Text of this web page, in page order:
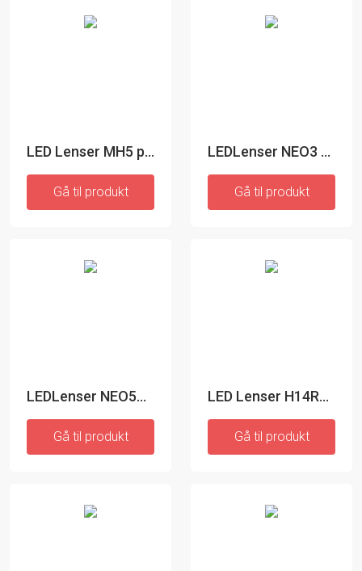
LED Lenser MH5 pandelampe
Gå til produkt
LEDLenser NEO3 Pandelampe
Gå til produkt
LEDLenser NEO5R Genopladelig Pandelampe
Gå til produkt
LED Lenser H14R2 hovedlygte
Gå til produkt